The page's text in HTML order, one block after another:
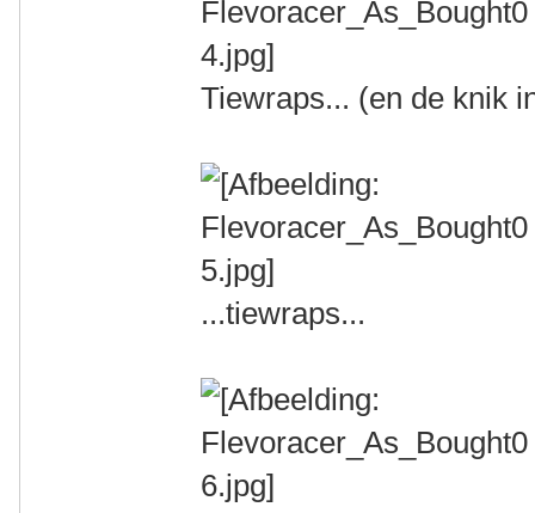
Tiewraps... (en de knik
...tiewraps...